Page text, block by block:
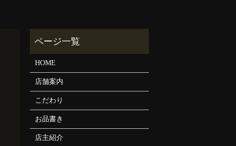
HOME
店舗案内
こだわり
お品書き
店主紹介